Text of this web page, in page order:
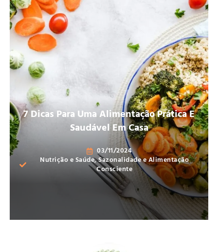
7 Dicas Para Uma Alimentação Prática E
Saudável Em Casa
03/11/2024
Nutrição e Saúde,Sazonalidade e Alimentação
Consciente